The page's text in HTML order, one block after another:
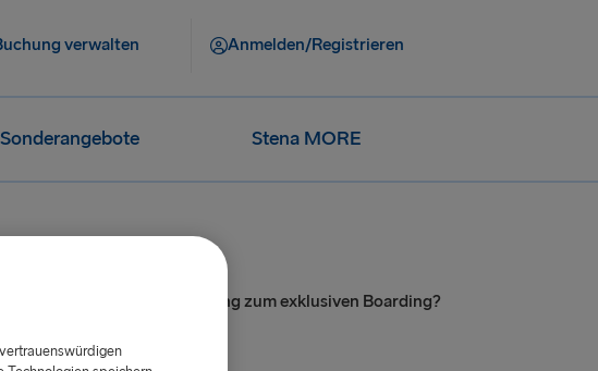
verwalten Anmelden/Registrieren
Sonderangebote Stena MORE
ausgewählten Routen Zugang zum exklusiven Boarding?